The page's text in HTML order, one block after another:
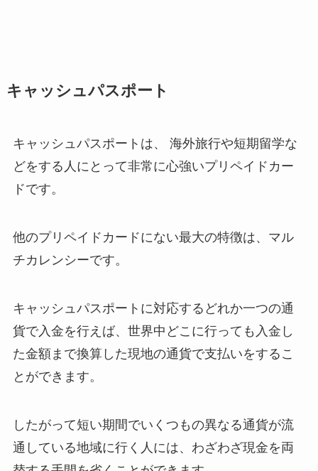
キャッシュパスポート
キャッシュパスポートは、 海外旅行や短期留学な
どをする人にとって非常に心強いプリペイドカー
ドです。
他のプリペイドカードにない最大の特徴は、マル
チカレンシーです。
キャッシュパスポートに対応するどれか一つの通
貨で入金を行えば、世界中どこに行っても入金し
た金額まで換算した現地の通貨で支払いをするこ
とができます。
したがって短い期間でいくつもの異なる通貨が流
通している地域に行く人には、わざわざ現金を両